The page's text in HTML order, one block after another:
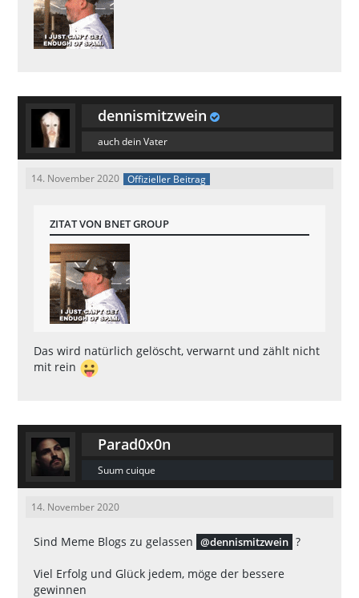
dennismitzwein
auch dein Vater
14. November 2020 Offizieller Beitrag
ZITAT VON BNET GROUP
Das wird natürlich gelöscht, verwarnt und zählt nicht
mit rein
Parad0x0n
Suum cuique
14. November 2020
Sind Meme Blogs zu gelassen dennismitzwein ?
Viel Erfolg und Glück jedem, möge der bessere
gewinnen